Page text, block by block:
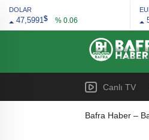
DOLAR
47,5991$ % 0.06
Canlı TV
Bafra Haber –